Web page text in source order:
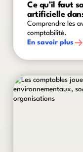
Ce qu’il faut
artificielle
Comprendre les
comptabilité.
En savoir plus